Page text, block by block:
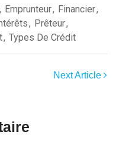
, Emprunteur, Financier,
, Prêteur,
, Types De Crédit
Next Article